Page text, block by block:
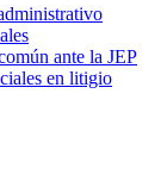
ante la JEP
en litigio